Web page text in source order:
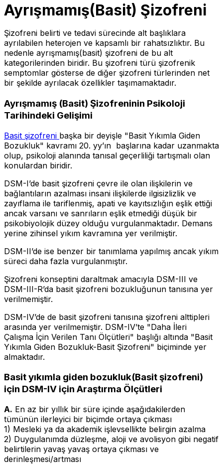
Ayrışmamış(Basit) Şizofreni
Şizofreni belirti ve tedavi sürecinde alt başlıklara
ayrılabilen heterojen ve kapsamlı bir rahatsızlıktır. Bu
nedenle ayrışmamış(basit) şizofreni de bu alt
kategorilerinden biridir. Bu şizofreni türü şizofrenik
semptomlar gösterse de diğer şizofreni türlerinden net
bir şekilde ayrılacak özellikler taşımamaktadır.
Ayrışmamış (Basit) Şizofreninin Psikoloji
Tarihindeki Gelişimi
Basit şizofreni başka bir deyişle "Basit Yıkımla Giden
Bozukluk" kavramı 20. yy’ın başlarına kadar uzanmakta
olup, psikoloji alanında tanısal geçerliliği tartışmalı olan
konulardan biridir.
DSM-I’de basit şizofreni çevre ile olan ilişkilerin ve
bağlantıların azalması insani ilişkilerde ilgisizlizlik ve
zayıflama ile tariflenmiş, apati ve kayıtsızlığın eşlik ettiği
ancak varsanı ve sanrıların eşlik etmediği düşük bir
psikobiyolojik düzey olduğu vurgulanmaktadır. Demans
yerine zihinsel yıkım kavramına yer verilmiştir.
DSM-II’de ise benzer bir tanımlama yapılmış ancak yıkım
süreci daha fazla vurgulanmıştır.
Şizofreni konseptini daraltmak amacıyla DSM-III ve
DSM-III-R’da basit şizofreni bozukluğunun tanısına yer
verilmemiştir.
DSM-IV’de de basit şizofreni tanısına şizofreni alttipleri
arasında yer verilmemiştir. DSM-IV’te "Daha İleri
Çalışma İçin Verilen Tanı Ölçütleri" başlığı altında "Basit
Yıkımla Giden Bozukluk-Basit Şizofreni" biçiminde yer
almaktadır.
Basit yıkımla giden bozukluk(Basit şizofreni)
için DSM-IV için Araştırma Ölçütleri
A. En az bir yıllık bir süre içinde aşağıdakilerden
tümünün ilerleyici bir biçimde ortaya çıkması
1) Mesleki ya da akademik işlevsellikte belirgin azalma
2) Duygulanımda düzleşme, aloji ve avolisyon gibi negatif
belirtilerin yavaş yavaş ortaya çıkması ve
derinleşmesi/artması